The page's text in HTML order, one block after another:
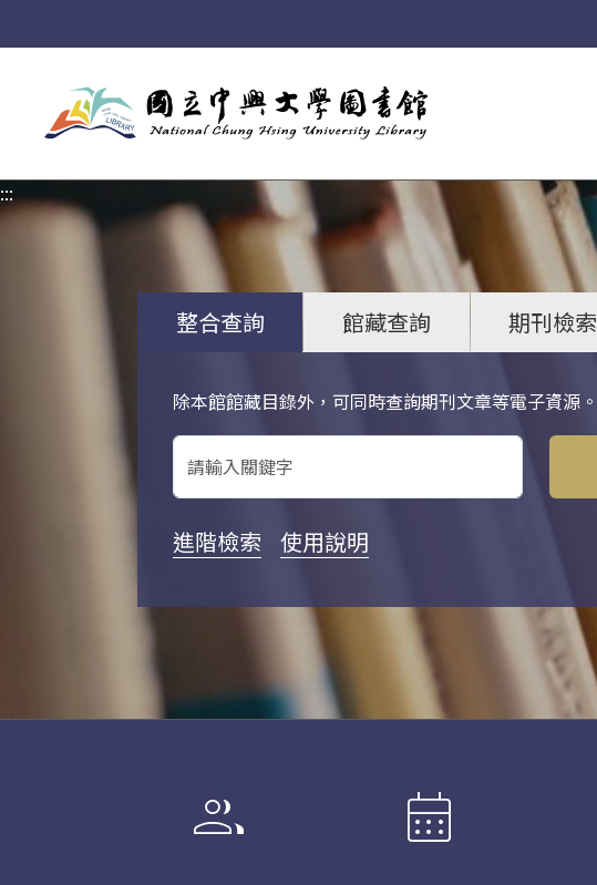
:::
整合查詢 館藏查詢 期刊檢索
除本館館藏目錄外，可同時查詢期刊文章等電子資源。
關鍵字搜尋
進階檢索 使用說明
group calendar_month